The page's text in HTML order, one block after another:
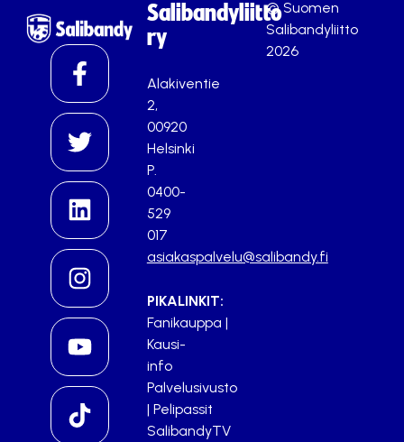
Salibandyliitto
ry
Alakiventie
2,
00920
Helsinki
P.
0400-
529
017
asiakaspalvelu@salibandy.fi
PIKALINKIT:
Fanikauppa |
Kausi-
info
Palvelusivusto
| Pelipassit
SalibandyTV
© Suomen
Salibandyliitto
2026